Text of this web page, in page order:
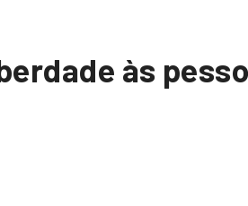
às